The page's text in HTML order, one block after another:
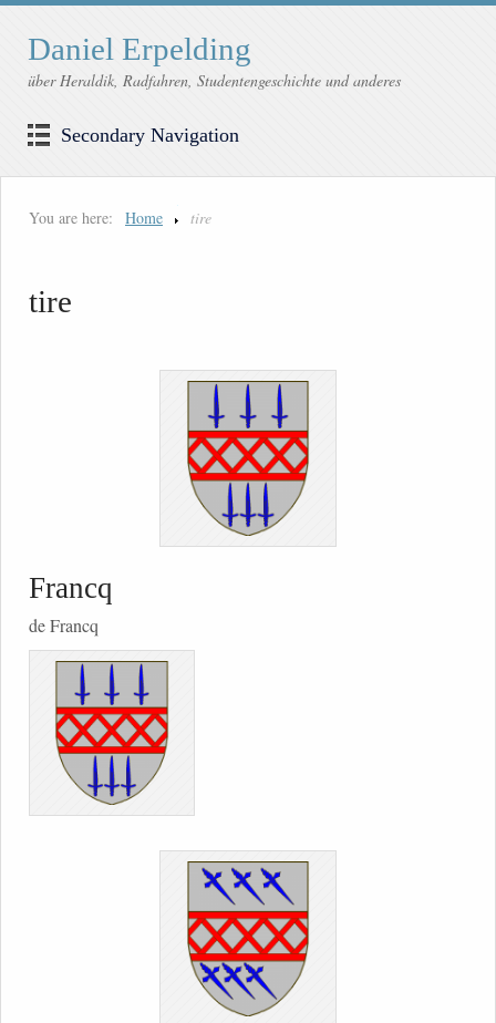
Daniel Erpelding
über Heraldik, Radfahren, Studentengeschichte und anderes
Secondary Navigation
You are here: Home tire
tire
Francq
de Francq